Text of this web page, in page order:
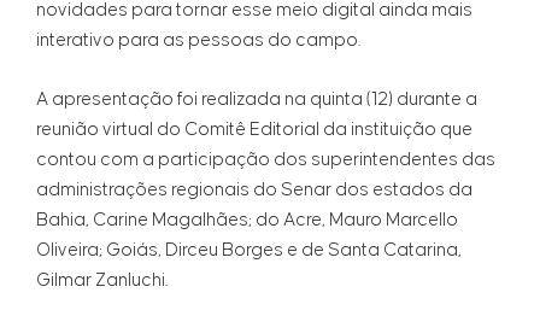
novidades para tornar esse meio digital ainda mais
interativo para as pessoas do campo.
A apresentação foi realizada na quinta (12) durante a
reunião virtual do Comitê Editorial da instituição que
contou com a participação dos superintendentes das
administrações regionais do Senar dos estados da
Bahia, Carine Magalhães; do Acre, Mauro Marcello
Oliveira; Goiás, Dirceu Borges e de Santa Catarina,
Gilmar Zanluchi.